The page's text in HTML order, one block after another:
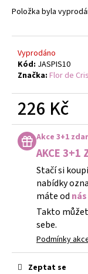
Položka byla
Vyprodáno
Kód: JASPIS10
Značka: Flor de
226 Kč
Měrná
cena:Akce 3+1
AKCE 3+1
Stačí si
nabídky
máte od
Takto
sebe.
Podmínky
Zeptat se